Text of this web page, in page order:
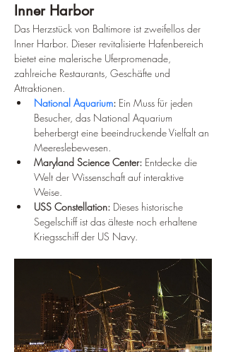
Inner Harbor
Das Herzstück von Baltimore ist zweifellos der
Inner Harbor. Dieser revitalisierte Hafenbereich
bietet eine malerische Uferpromenade,
zahlreiche Restaurants, Geschäfte und
Attraktionen.
National Aquarium: Ein Muss für jeden
Besucher, das National Aquarium
beherbergt eine beeindruckende Vielfalt an
Meereslebewesen.
Maryland Science Center: Entdecke die
Welt der Wissenschaft auf interaktive
Weise.
USS Constellation: Dieses historische
Segelschiff ist das älteste noch erhaltene
Kriegsschiff der US Navy.